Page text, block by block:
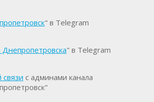
" в Telegram
Днепропетровска" в Telegram
с админами канала